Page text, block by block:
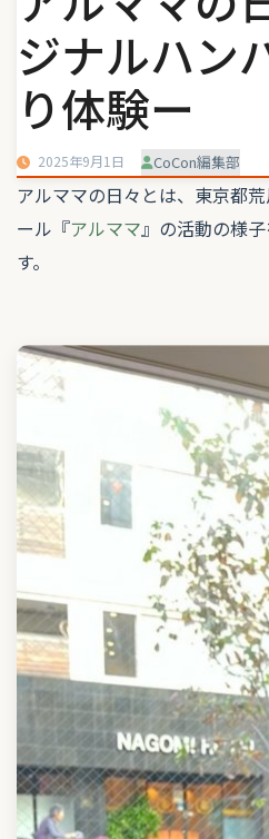
ジナルハン
り体験ー
2025年9月1日 CoCon編集部
アルママの日々とは、東京都
ール『アルママ』の活動の様
す。